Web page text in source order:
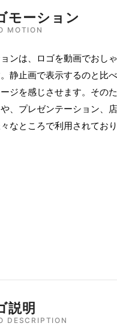
MOTION
モーション
ンは、ロゴを動画でおし
静止画で表示するのと比
ジを感じさせます。その
、プレゼンテーション、
なところで利用されており
DESCRIPTION
説明